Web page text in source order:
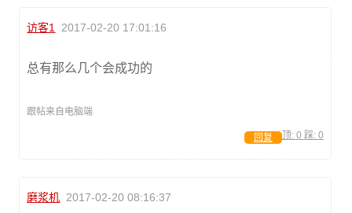
访客1 2017-02-20 17:01:16
总有那么几个会成功的
跟帖来自电脑端
顶: 0 踩: 0
回复
磨浆机 2017-02-20 08:16:37